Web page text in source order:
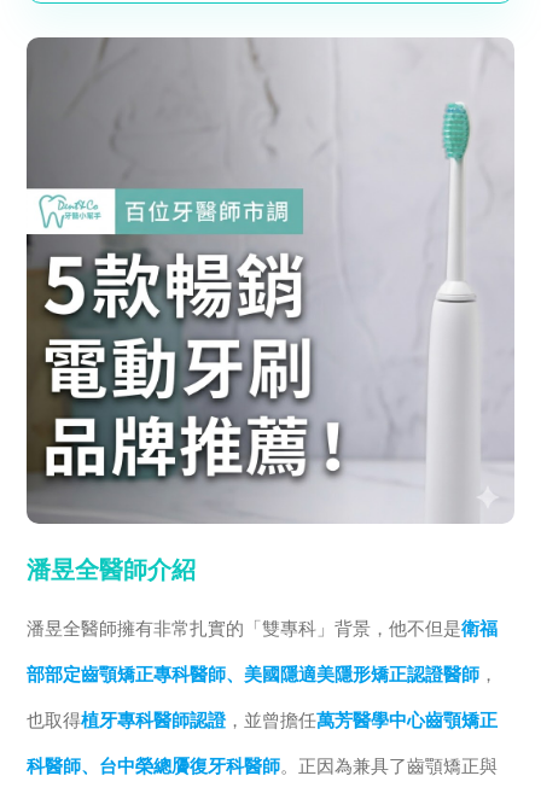
潘昱全醫師介紹
潘昱全醫師擁有非常扎實的「雙專科」背景，他不但是衛福
部部定齒顎矯正專科醫師、美國隱適美隱形矯正認證醫師 ，
也取得植牙專科醫師認證，並曾擔任萬芳醫學中心齒顎矯正
科醫師、台中榮總贗復牙科醫師。正因為兼具了齒顎矯正與